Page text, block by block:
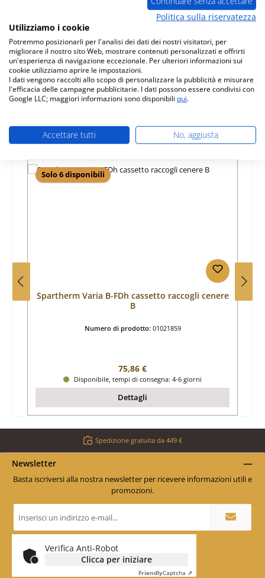
Spartherm Varia B-FDh Adatto per i modelli dal 05/2015
Caratteristiche
Informazioni sulla sicurezza dei prodotti
Solo 6 disponibili
Spartherm Varia B-FDh cassetto raccogli cenere
B
Numero di prodotto: 01021859
Prezzo normale:
75,86 €
Disponibile, tempi di consegna: 4-6 giorni
Dettagli
Spedizione gratuita da 449 €
Newsletter
Basta iscriversi alla nostra newsletter per ricevere informazioni utili e
promozioni.
e-
mail
*
Verifica Anti-Robot
Clicca per iniziare
FriendlyCaptcha ⇗
Politica sulla riservatezza
Utilizziamo i cookie
Potremmo posizionarli per l'analisi dei dati dei nostri visitatori, per
migliorare il nostro sito Web, mostrare contenuti personalizzati e offrirti
un'esperienza di navigazione eccezionale. Per ulteriori informazioni sui
cookie utilizziamo aprire le impostazioni.
I dati vengono raccolti allo scopo di personalizzare la pubblicità e misurare
l'efficacia delle campagne pubblicitarie. I dati possono essere condivisi con
Google LLC; maggiori informazioni sono disponibili qui.
Accettare tutti No, aggiusta